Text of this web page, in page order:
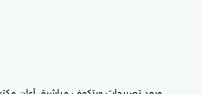
وبعد تصريحات ويتكوف مباشرة، أعلن